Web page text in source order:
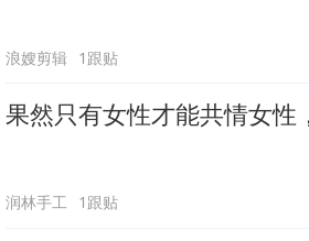
浪嫂剪辑 1跟贴
果然只有女性才能共情女性
润林手工 1跟贴